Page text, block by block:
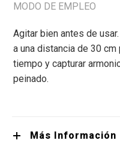
MODO DE EMPLEO
Agitar bien antes de
a una distancia de 30
tiempo y capturar
peinado.
Más Información